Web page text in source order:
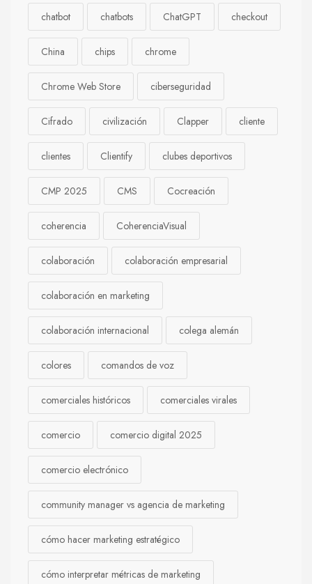
chatbot chatbots ChatGPT checkout
China chips chrome
Chrome Web Store ciberseguridad
Cifrado civilización Clapper cliente
clientes Clientify clubes deportivos
CMP 2025 CMS Cocreación
coherencia CoherenciaVisual
colaboración colaboración empresarial
colaboración en marketing
colaboración internacional colega alemán
colores comandos de voz
comerciales históricos comerciales virales
comercio comercio digital 2025
comercio electrónico
community manager vs agencia de marketing
cómo hacer marketing estratégico
cómo interpretar métricas de marketing